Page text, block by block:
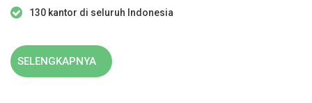
130 kantor di seluruh Indonesia
SELENGKAPNYA